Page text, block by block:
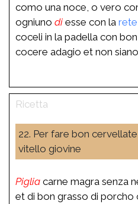
como una noce, o vero
ogniuno di esse con la rete
coceli in la padella con
cocere adagio et non
22. Per fare bon
vitello giovine
Piglia carne magra senza
et di bon grasso di